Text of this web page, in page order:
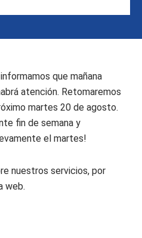
que mañana
atención. Retomaremos
martes 20 de agosto.
fin de semana y
el martes!
nuestros servicios, por
web.